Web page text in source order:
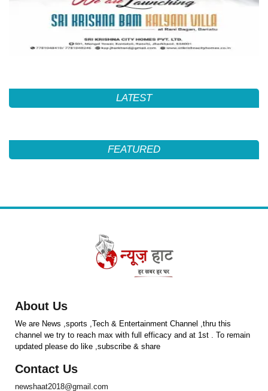
LATEST
FEATURED
About Us
We are News ,sports ,Tech & Entertainment Channel ,thru this
channel we try to reach max with full efficacy and at 1st . To remain
updated please do like ,subscribe & share
Contact Us
newshaat2018@gmail.com